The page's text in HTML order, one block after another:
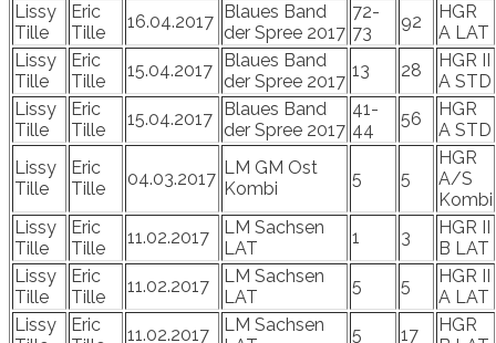
Lissy
Tille
Eric
Tille
16.04.2017
Blaues Band
der Spree 2017
72-
73
92
HGR
A LAT
Lissy
Tille
Eric
Tille
15.04.2017
Blaues Band
der Spree 2017
13 28
HGR II
A STD
Lissy
Tille
Eric
Tille
15.04.2017
Blaues Band
der Spree 2017
41-
44
56
HGR
A STD
Lissy
Tille
Eric
Tille
04.03.2017
LM GM Ost
Kombi
5 5
HGR
A/S
Kombi
Lissy
Tille
Eric
Tille
11.02.2017
LM Sachsen
LAT
1 3
HGR II
B LAT
Lissy
Tille
Eric
Tille
11.02.2017
LM Sachsen
LAT
5 5
HGR II
A LAT
Lissy
Eric
11.02.2017
LM Sachsen
5 17
HGR